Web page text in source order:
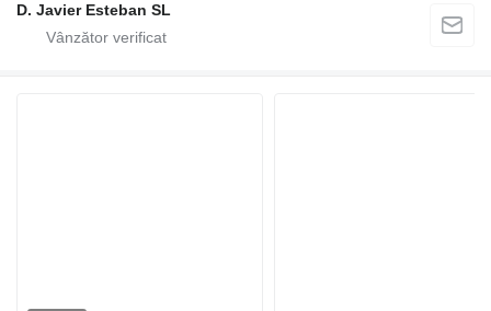
D. Javier Esteban SL